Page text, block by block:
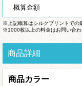
概算金額
※上記概算はシルクプリントでの
※1000枚以上の料金はお問い合わ
商品詳細
商品カラー